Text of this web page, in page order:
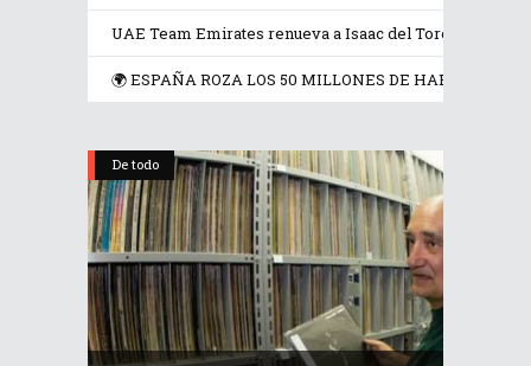
UAE Team Emirates renueva a Isaac del Toro hasta 2031
🌍 ESPAÑA ROZA LOS 50 MILLONES DE
De todo